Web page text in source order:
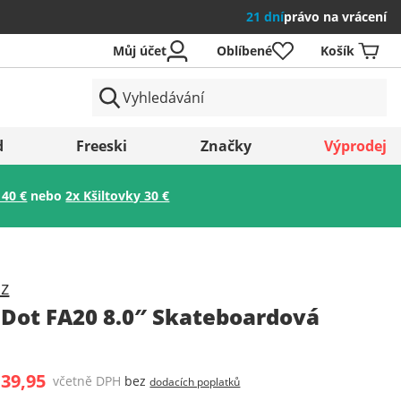
21 dníprávo na vrácení
Uložit
Můj účet Oblíbené Košík
Freeski Značky Výprodej
€ nebo2x Kšiltovky 30 €
FA20 8.0″ Skateboardová
včetně DPH bezdodacích poplatků